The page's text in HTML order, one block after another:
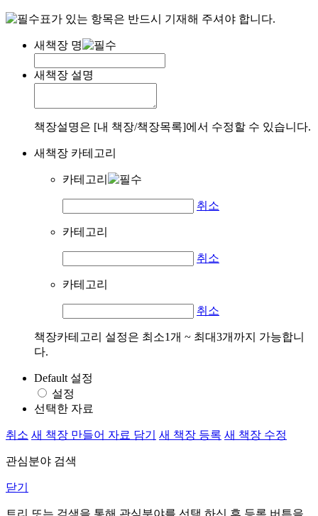
표가 있는 항목은 반드시 기재해 주셔야 합니다.
새책장 명
새책장 설명
책장설명은 [내 책장/책장목록]에서 수정할 수 있습니다.
새책장 카테고리
카테고리
취소
카테고리
취소
카테고리
취소
책장카테고리 설정은 최소1개 ~ 최대3개까지 가능합니
다.
Default 설정
설정
선택한 자료
취소 새 책장 만들어 자료 담기 새 책장 등록 새 책장 수정
관심분야 검색
닫기